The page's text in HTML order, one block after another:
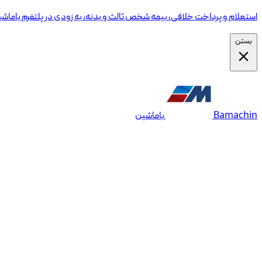
استعلام و پرداخت خلافی، بیمه شخص ثالث و بدنه، به زودی در پلتفرم
بستن
Bamachin باماشین